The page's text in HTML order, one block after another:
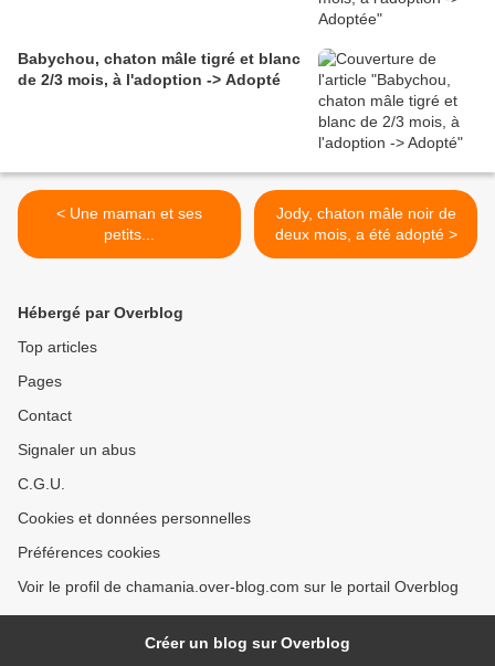
Babychou, chaton mâle tigré et blanc
de 2/3 mois, à l'adoption -> Adopté
< Une maman et ses
petits...
Jody, chaton mâle noir de
deux mois, a été adopté >
Hébergé par Overblog
Top articles
Pages
Contact
Signaler un abus
C.G.U.
Cookies et données personnelles
Préférences cookies
Voir le profil de chamania.over-blog.com sur le portail Overblog
Créer un blog sur Overblog